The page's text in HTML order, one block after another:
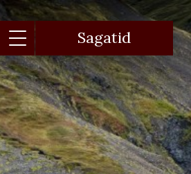
Gå
til
hovedindhold
Sagatid